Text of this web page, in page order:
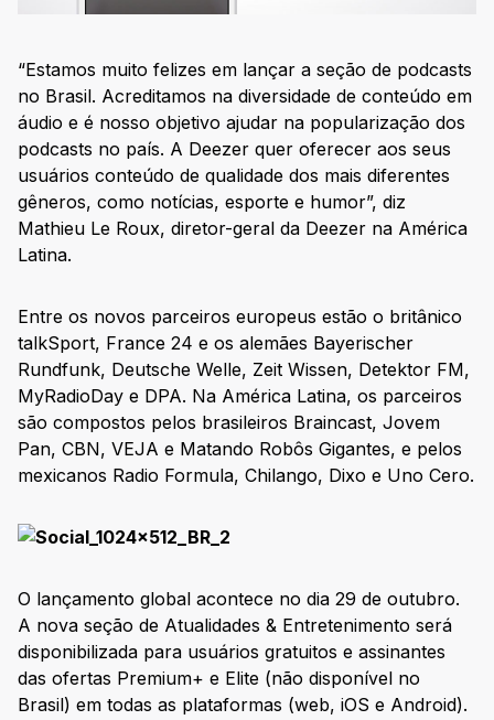
“Estamos muito felizes em lançar a seção de podcasts
no Brasil. Acreditamos na diversidade de conteúdo em
áudio e é nosso objetivo ajudar na popularização dos
podcasts no país. A Deezer quer oferecer aos seus
usuários conteúdo de qualidade dos mais diferentes
gêneros, como notícias, esporte e humor”, diz
Mathieu Le Roux, diretor-geral da Deezer na América
Latina.
Entre os novos parceiros europeus estão o britânico
talkSport, France 24 e os alemães Bayerischer
Rundfunk, Deutsche Welle, Zeit Wissen, Detektor FM,
MyRadioDay e DPA. Na América Latina, os parceiros
são compostos pelos brasileiros Braincast, Jovem
Pan, CBN, VEJA e Matando Robôs Gigantes, e pelos
mexicanos Radio Formula, Chilango, Dixo e Uno Cero.
O lançamento global acontece no dia 29 de outubro.
A nova seção de Atualidades & Entretenimento será
disponibilizada para usuários gratuitos e assinantes
das ofertas Premium+ e Elite (não disponível no
Brasil) em todas as plataformas (web, iOS e Android).